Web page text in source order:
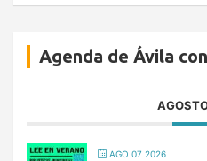
Agenda de Ávila
AGO 07 2026